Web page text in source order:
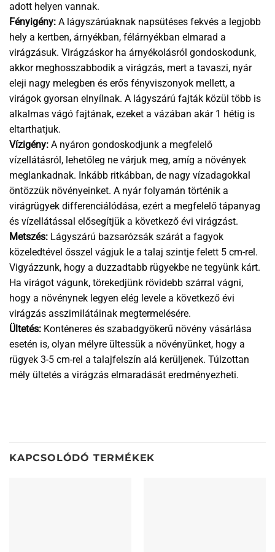
adott helyen vannak.
Fényigény: A lágyszárúaknak napsütéses fekvés a legjobb
hely a kertben, árnyékban, félárnyékban elmarad a
virágzásuk. Virágzáskor ha árnyékolásról gondoskodunk,
akkor meghosszabbodik a virágzás, mert a tavaszi, nyár
eleji nagy melegben és erős fényviszonyok mellett, a
virágok gyorsan elnyílnak. A lágyszárú fajták közül több is
alkalmas vágó fajtának, ezeket a vázában akár 1 hétig is
eltarthatjuk.
Vízigény: A nyáron gondoskodjunk a megfelelő
vízellátásról, lehetőleg ne várjuk meg, amíg a növények
meglankadnak. Inkább ritkábban, de nagy vízadagokkal
öntözzük növényeinket. A nyár folyamán történik a
virágrügyek differenciálódása, ezért a megfelelő tápanyag
és vízellátással elősegítjük a következő évi virágzást.
Metszés: Lágyszárú bazsarózsák szárát a fagyok
közeledtével ősszel vágjuk le a talaj szintje felett 5 cm-rel.
Vigyázzunk, hogy a duzzadtabb rügyekbe ne tegyünk kárt.
Ha virágot vágunk, törekedjünk rövidebb szárral vágni,
hogy a növénynek legyen elég levele a következő évi
virágzás asszimilátáinak megtermelésére.
Ültetés: Konténeres és szabadgyökerű növény vásárlása
esetén is, olyan mélyre ültessük a növényünket, hogy a
rügyek 3-5 cm-rel a talajfelszín alá kerüljenek. Túlzottan
mély ültetés a virágzás elmaradását eredményezheti.
KAPCSOLÓDÓ TERMÉKEK